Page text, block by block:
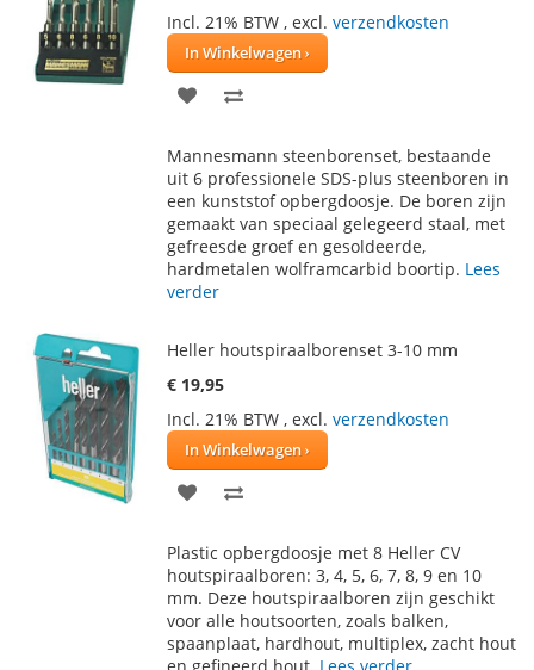
Incl. 21% BTW , excl. verzendkosten
In Winkelwagen
VOEG
AAN
VERLANGLIJST
TE
VERGELIJKEN
Mannesmann steenborenset, bestaande
uit 6 professionele SDS-plus steenboren in
een kunststof opbergdoosje. De boren zijn
gemaakt van speciaal gelegeerd staal, met
gefreesde groef en gesoldeerde,
hardmetalen wolframcarbid boortip. Lees
verder
Heller houtspiraalborenset 3-10 mm
€ 19,95
Incl. 21% BTW , excl. verzendkosten
In Winkelwagen
VOEG
AAN
VERLANGLIJST
TE
VERGELIJKEN
Plastic opbergdoosje met 8 Heller CV
houtspiraalboren: 3, 4, 5, 6, 7, 8, 9 en 10
mm. Deze houtspiraalboren zijn geschikt
voor alle houtsoorten, zoals balken,
spaanplaat, hardhout, multiplex, zacht hout